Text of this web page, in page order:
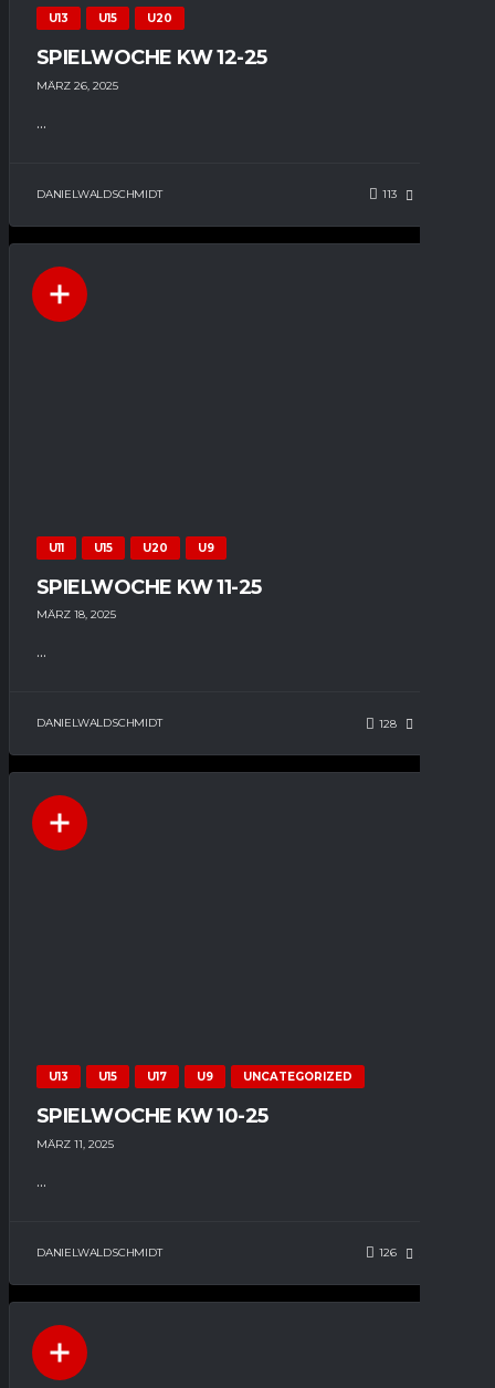
U13 U15 U20
SPIELWOCHE KW 12-25
MÄRZ 26, 2025
...
DANIELWALDSCHMIDT 113
U11 U15 U20 U9
SPIELWOCHE KW 11-25
MÄRZ 18, 2025
...
DANIELWALDSCHMIDT 128
U13 U15 U17 U9 UNCATEGORIZED
SPIELWOCHE KW 10-25
MÄRZ 11, 2025
...
DANIELWALDSCHMIDT 126